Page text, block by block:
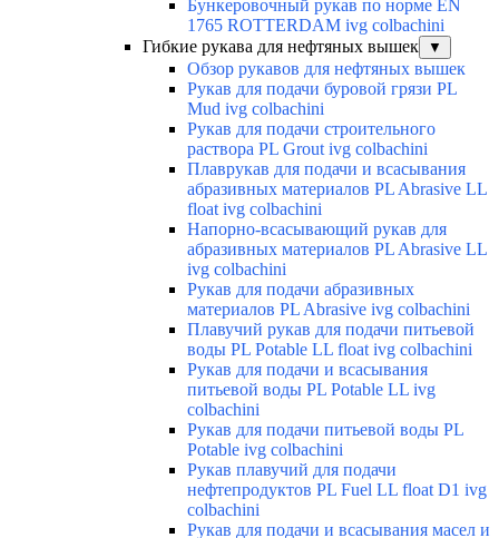
Бункеровочный рукав по норме EN
1765 ROTTERDAM ivg colbachini
Гибкие рукава для нефтяных вышек
▼
Обзор рукавов для нефтяных вышек
Рукав для подачи буровой грязи PL
Mud ivg colbachini
Рукав для подачи строительного
раствора PL Grout ivg colbachini
Плаврукав для подачи и всасывания
абразивных материалов PL Abrasive LL
float ivg colbachini
Напорно-всасывающий рукав для
абразивных материалов PL Abrasive LL
ivg colbachini
Рукав для подачи абразивных
материалов PL Abrasive ivg colbachini
Плавучий рукав для подачи питьевой
воды PL Potable LL float ivg colbachini
Рукав для подачи и всасывания
питьевой воды PL Potable LL ivg
colbachini
Рукав для подачи питьевой воды PL
Potable ivg colbachini
Рукав плавучий для подачи
нефтепродуктов PL Fuel LL float D1 ivg
colbachini
Рукав для подачи и всасывания масел и